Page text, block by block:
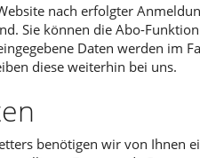
nach erfolgter
Sie können die Abo-
Daten werden im
diese weiterhin bei uns.
benötigen wir von Ihnen